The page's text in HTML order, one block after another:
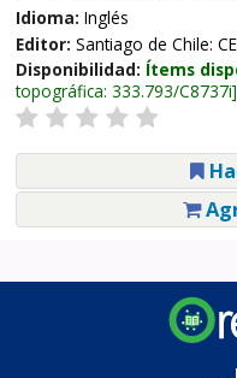
Idioma: Inglés
Editor: Santiago de Chile:
Disponibilidad: Ítems
topográfica: 333.793/C8737i